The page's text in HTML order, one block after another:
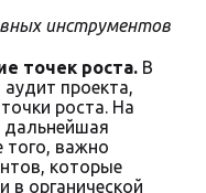
инструментов
точек роста. В
проекта,
роста. На
дальнейшая
того, важно
которые
в органической